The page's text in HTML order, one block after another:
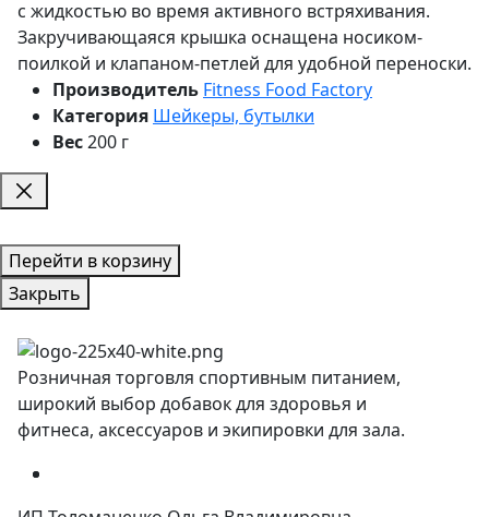
с жидкостью во время активного встряхивания.
Закручивающаяся крышка оснащена носиком-
поилкой и клапаном-петлей для удобной переноски.
Производитель Fitness Food Factory
Категория Шейкеры, бутылки
Вес200 г
Перейти в корзину
Закрыть
Розничная торговля спортивным питанием,
широкий выбор добавок для здоровья и
фитнеса, аксессуаров и экипировки для зала.